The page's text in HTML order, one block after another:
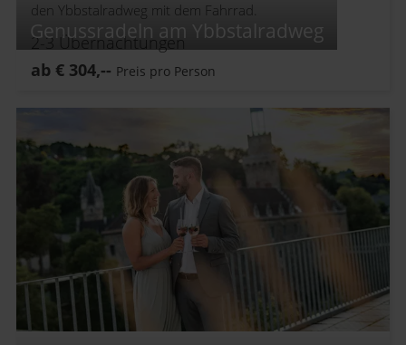
Genussradeln am Ybbstalradweg
den Ybbstalradweg mit dem Fahrrad.
2-3Übernachtungen
ab € 304,-- Preis pro Person